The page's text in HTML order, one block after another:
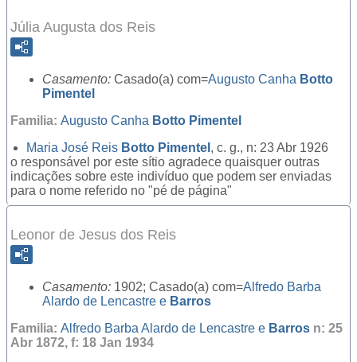
Júlia Augusta dos Reis
Casamento: Casado(a) com=Augusto Canha Botto
Pimentel
Familia: Augusto Canha Botto Pimentel
Maria José Reis Botto Pimentel , c. g., n: 23 Abr 1926
o responsável por este sítio agradece quaisquer outras
indicações sobre este indivíduo que podem ser enviadas
para o nome referido no "pé de página"
Leonor de Jesus dos Reis
Casamento: 1902; Casado(a) com=Alfredo Barba
Alardo de Lencastre e Barros
Familia: Alfredo Barba Alardo de Lencastre e Barros n: 25
Abr 1872, f: 18 Jan 1934